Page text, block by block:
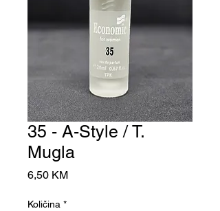
35 - A-Style / T.
Mugla
6,50 KMCijena
Količina *